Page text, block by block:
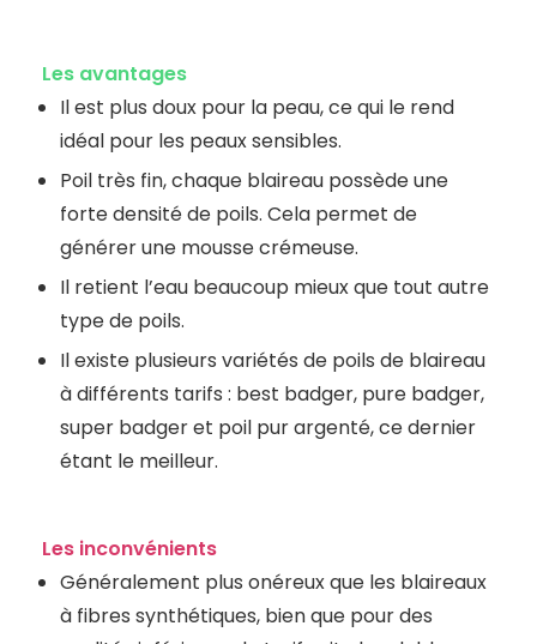
Les avantages
Il est plus doux pour la peau, ce qui le rend
idéal pour les peaux sensibles.
Poil très fin, chaque blaireau possède une
forte densité de poils. Cela permet de
générer une mousse crémeuse.
Il retient l’eau beaucoup mieux que tout autre
type de poils.
Il existe plusieurs variétés de poils de blaireau
à différents tarifs : best badger, pure badger,
super badger et poil pur argenté, ce dernier
étant le meilleur.
Les inconvénients
Généralement plus onéreux que les blaireaux
à fibres synthétiques, bien que pour des